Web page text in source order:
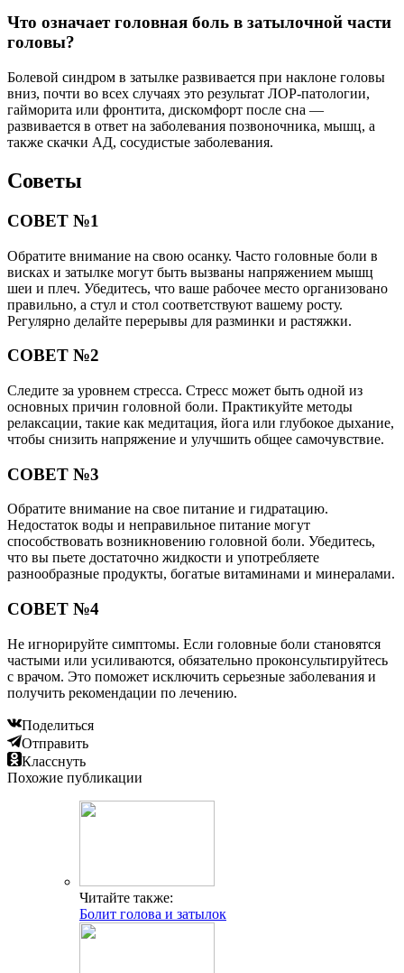
Что означает головная боль в затылочной части
головы?
Болевой синдром в затылке развивается при наклоне головы
вниз, почти во всех случаях это результат ЛОР-патологии,
гайморита или фронтита, дискомфорт после сна —
развивается в ответ на заболевания позвоночника, мышц, а
также скачки АД, сосудистые заболевания.
Советы
СОВЕТ №1
Обратите внимание на свою осанку. Часто головные боли в
висках и затылке могут быть вызваны напряжением мышц
шеи и плеч. Убедитесь, что ваше рабочее место организовано
правильно, а стул и стол соответствуют вашему росту.
Регулярно делайте перерывы для разминки и растяжки.
СОВЕТ №2
Следите за уровнем стресса. Стресс может быть одной из
основных причин головной боли. Практикуйте методы
релаксации, такие как медитация, йога или глубокое дыхание,
чтобы снизить напряжение и улучшить общее самочувствие.
СОВЕТ №3
Обратите внимание на свое питание и гидратацию.
Недостаток воды и неправильное питание могут
способствовать возникновению головной боли. Убедитесь,
что вы пьете достаточно жидкости и употребляете
разнообразные продукты, богатые витаминами и минералами.
СОВЕТ №4
Не игнорируйте симптомы. Если головные боли становятся
частыми или усиливаются, обязательно проконсультируйтесь
с врачом. Это поможет исключить серьезные заболевания и
получить рекомендации по лечению.
Поделиться
Отправить
Класснуть
Похожие публикации
Читайте также:
Болит голова и затылок